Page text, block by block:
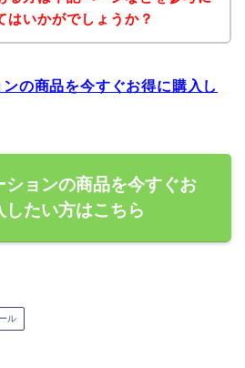
はいかがでしょうか？
の商品を今すぐお得に購入し
ションの商品を今すぐお
したい方はこちら
ル